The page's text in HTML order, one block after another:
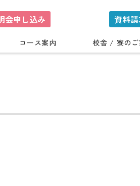
会申し込み 資料
コース案内 校舎 / 寮のご